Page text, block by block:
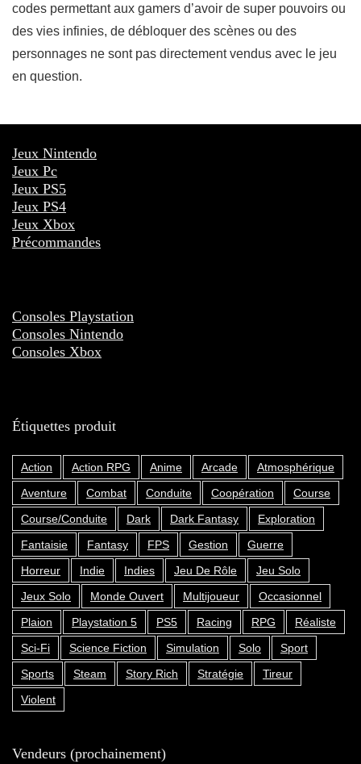
codes permettant aux gamers d’avoir de super pouvoirs ou
des vies infinies, de débloquer des scènes ou des
personnages ne sont pas directement vendus avec le jeu
en question.
Jeux Nintendo
Jeux Pc
Jeux PS5
Jeux PS4
Jeux Xbox
Précommandes
Consoles Playstation
Consoles Nintendo
Consoles Xbox
Étiquettes produit
Action Action RPG Anime Arcade
Atmosphérique
Aventure
Combat Conduite Coopération
Course
Course/Conduite
Dark Dark Fantasy
Exploration
Fantaisie
Fantasy FPS Gestion
Guerre
Horreur
Indie Indies Jeu De Rôle
Jeu Solo
Jeux Solo
Monde Ouvert Multijoueur
Occasionnel
Plaion
Playstation 5 PS5 Racing RPG
Réaliste
Sci-Fi
Science Fiction Simulation Solo
Sport
Sports
Steam Story Rich Stratégie
Tireur
Violent
Vendeurs (prochainement)